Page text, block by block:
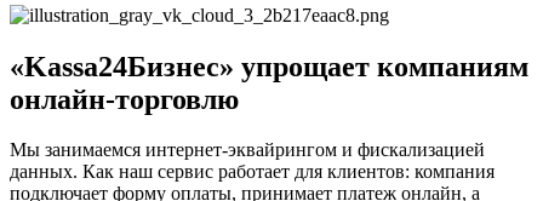
«Kassa24Бизнес» упрощает компаниям
онлайн-торговлю
Мы занимаемся интернет-эквайрингом и фискализацией
данных. Как наш сервис работает для клиентов: компания
подключает форму оплаты, принимает платеж онлайн, а